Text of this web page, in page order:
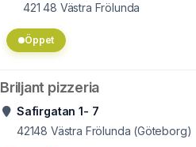
421 48 Västra Frölunda
Öppet
Briljant pizzeria
Safirgatan 1- 7
42148 Västra Frölunda (Göteborg)